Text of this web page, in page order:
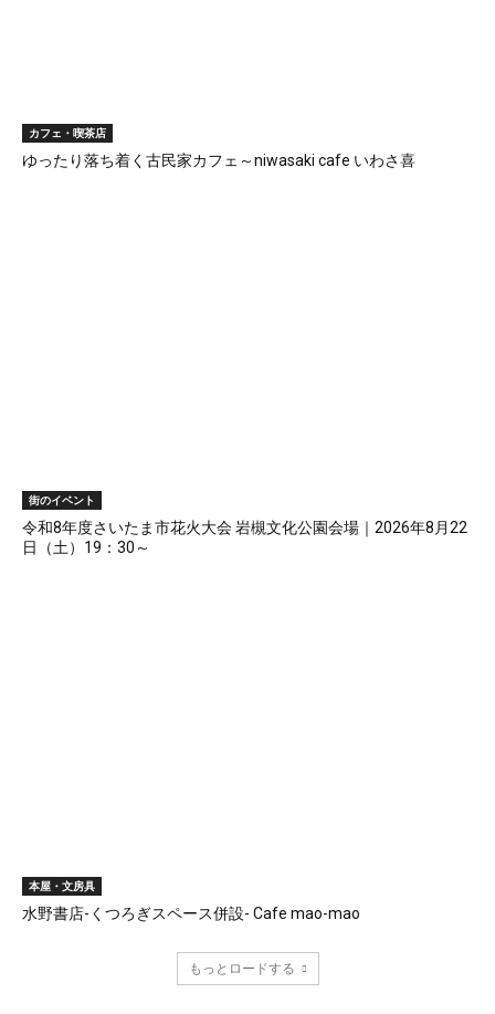
カフェ・喫茶店
ゆったり落ち着く古民家カフェ～niwasaki cafe いわさ喜
街のイベント
令和8年度さいたま市花火大会 岩槻文化公園会場｜2026年8月22
日（土）19：30～
本屋・文房具
水野書店-くつろぎスペース併設- Cafe mao-mao
もっとロードする